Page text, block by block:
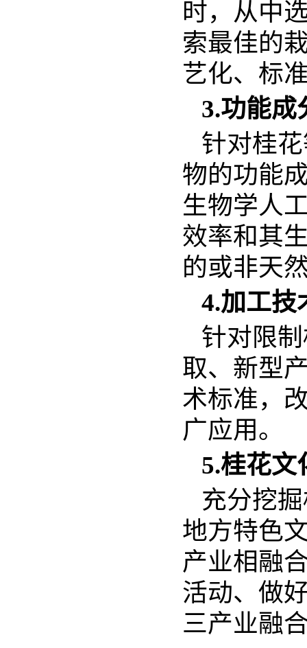
时，从中
索最佳的
艺化、标
3.功能成
针对桂
物的功能
生物学人
效率和其
的或非天
4.加工技
针对限
取、新型
术标准，
广应用。
5.桂花文
充分挖
地方特色
产业相融
活动、做
三产业融